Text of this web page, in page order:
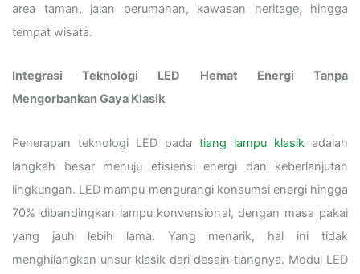
area taman, jalan perumahan, kawasan heritage, hingga
tempat wisata.
Integrasi Teknologi LED Hemat Energi Tanpa
Mengorbankan Gaya Klasik
Penerapan teknologi LED pada tiang lampu klasik adalah
langkah besar menuju efisiensi energi dan keberlanjutan
lingkungan. LED mampu mengurangi konsumsi energi hingga
70% dibandingkan lampu konvensional, dengan masa pakai
yang jauh lebih lama. Yang menarik, hal ini tidak
menghilangkan unsur klasik dari desain tiangnya. Modul LED